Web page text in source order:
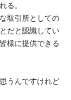
る。
取引所としての
だと認識してい
様に提供できる
うんですけれど